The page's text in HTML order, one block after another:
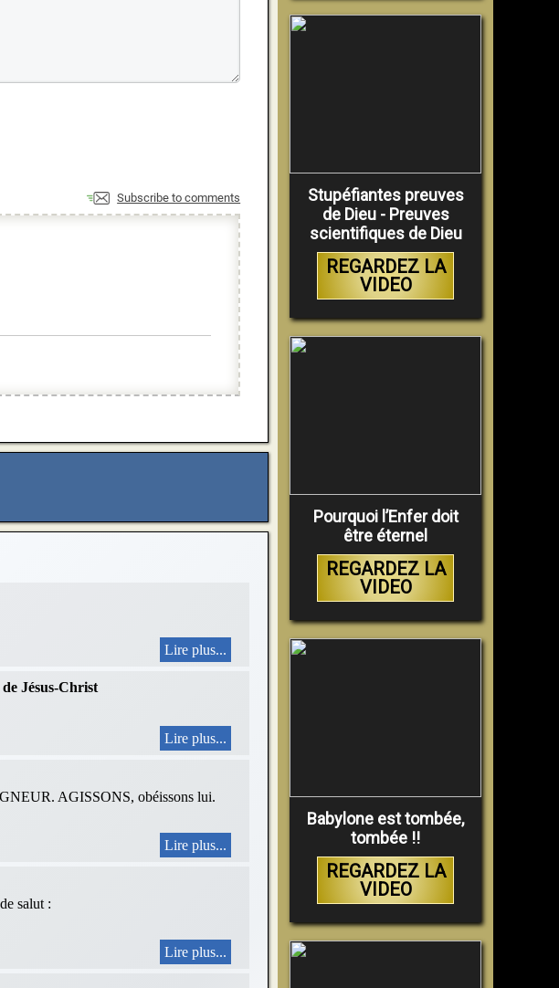
Subscribe to comments
Lire plus...
Jésus-Christ
Lire plus...
AGISSONS, obéissons lui.
Lire plus...
salut :
Lire plus...
Stupéfiantes preuves
de Dieu - Preuves
scientifiques de Dieu
REGARDEZ LA
VIDEO
Pourquoi l’Enfer doit
être éternel
REGARDEZ LA
VIDEO
Babylone est tombée,
tombée !!
REGARDEZ LA
VIDEO